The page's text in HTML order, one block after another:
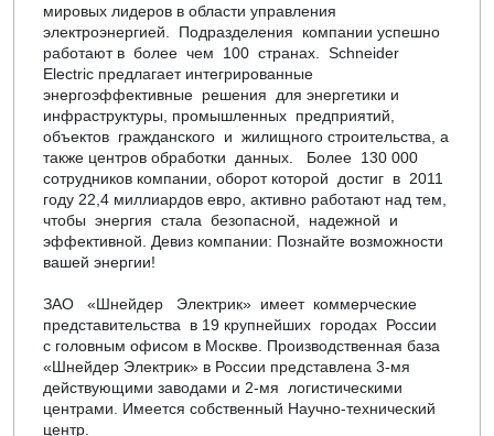
мировых лидеров в области управления
электроэнергией. Подразделения компании успешно
работают в более чем 100 странах. Schneider
Electric предлагает интегрированные
энергоэффективные решения для энергетики и
инфраструктуры, промышленных предприятий,
объектов гражданского и жилищного строительства, а
также центров обработки данных. Более 130 000
сотрудников компании, оборот которой достиг в 2011
году 22,4 миллиардов евро, активно работают над тем,
чтобы энергия стала безопасной, надежной и
эффективной. Девиз компании: Познайте возможности
вашей энергии!
ЗАО «Шнейдер Электрик» имеет коммерческие
представительства в 19 крупнейших городах России
с головным офисом в Москве. Производственная база
«Шнейдер Электрик» в России представлена 3-мя
действующими заводами и 2-мя логистическими
центрами. Имеется собственный Научно-технический
центр.